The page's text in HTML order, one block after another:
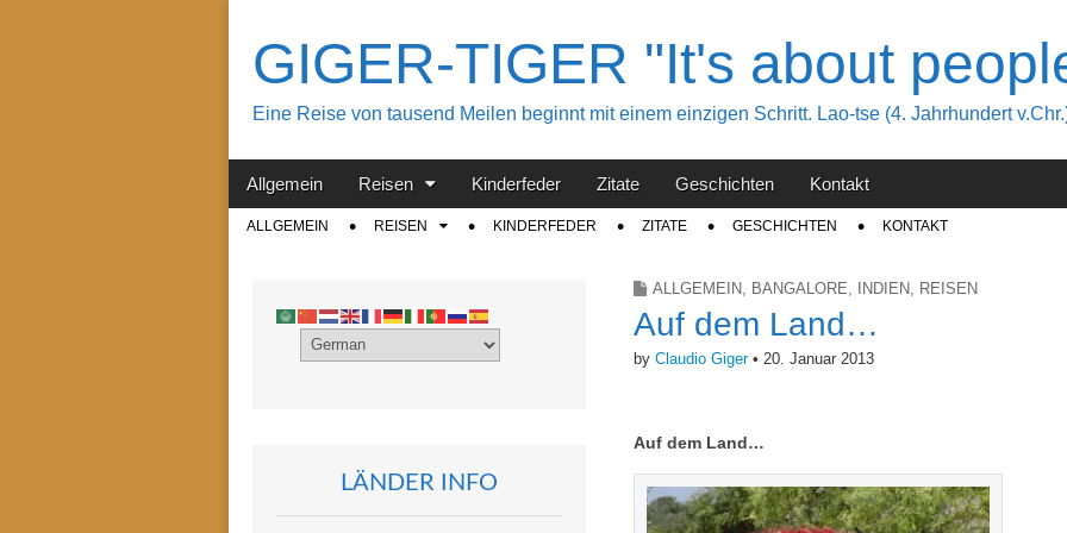
GIGER-TIGER "It's about
Eine Reise von tausend Meilen beginnt mit einem einzigen Schritt. Lao-tse (4. Jahrhundert
Main
Skip
content
Allgemein Reisen Kinderfeder Zitate Geschichten Kontakt
SubALLGEMEIN REISEN KINDERFEDER ZITATE GESCHICHTEN KONTAKT
ALLGEMEIN, BANGALORE, INDIEN, REISEN
Auf dem Land…
byClaudio Giger•20. Januar 2013
Auf dem Land…
LÄNDER INFO